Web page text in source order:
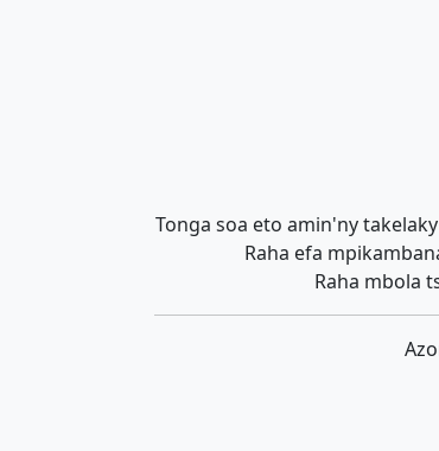
Tonga soa eto amin'ny
Raha efa
Raha mbola